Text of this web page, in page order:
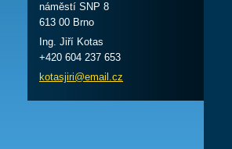
náměstí SNP 8
613 00 Brno
Ing. Jiří Kotas
+420 604 237 653
kotasjiri@email.cz